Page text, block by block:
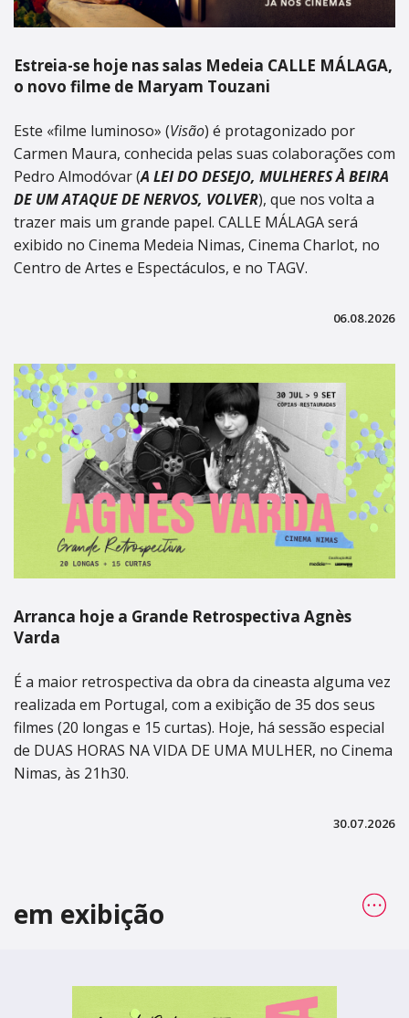
Estreia-se hoje nas salas Medeia CALLE MÁLAGA,
o novo filme de Maryam Touzani
Este «filme luminoso» (Visão) é protagonizado por
Carmen Maura, conhecida pelas suas colaborações com
Pedro Almodóvar (A LEI DO DESEJO, MULHERES À BEIRA
DE UM ATAQUE DE NERVOS, VOLVER), que nos volta a
trazer mais um grande papel. CALLE MÁLAGA será
exibido no Cinema Medeia Nimas, Cinema Charlot, no
Centro de Artes e Espectáculos, e no TAGV.
06.08.2026
Arranca hoje a Grande Retrospectiva Agnès
Varda
É a maior retrospectiva da obra da cineasta alguma vez
realizada em Portugal, com a exibição de 35 dos seus
filmes (20 longas e 15 curtas). Hoje, há sessão especial
de DUAS HORAS NA VIDA DE UMA MULHER, no Cinema
Nimas, às 21h30.
30.07.2026
em exibição